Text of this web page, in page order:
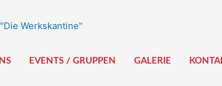
EVENTS / GRUPPEN GALERIE